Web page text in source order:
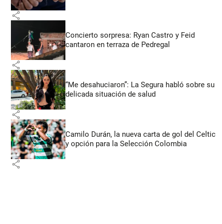
share
Concierto sorpresa: Ryan Castro y Feid
cantaron en terraza de Pedregal
share
“Me desahuciaron”: La Segura habló sobre su
delicada situación de salud
share
Camilo Durán, la nueva carta de gol del Celtic
y opción para la Selección Colombia
share